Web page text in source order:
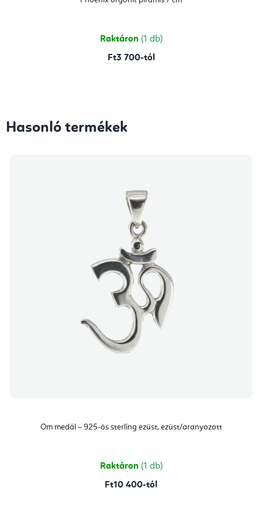
Raktáron (1 db)
Ft3 700-tól
Hasonló termékek
Om medál – 925-ös sterling ezüst, ezüst/aranyozott
Raktáron (1 db)
Ft10 400-tól